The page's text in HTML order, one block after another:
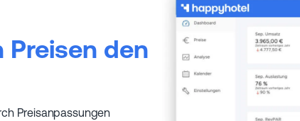
den
Preisanpassungen